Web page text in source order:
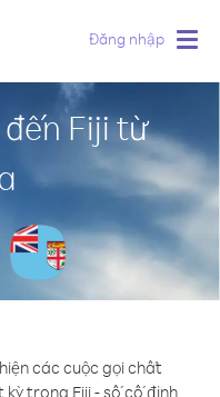
Đăng nhập
Fiji từ
các cuộc gọi chất
kỳ trong Fiji - số cố định